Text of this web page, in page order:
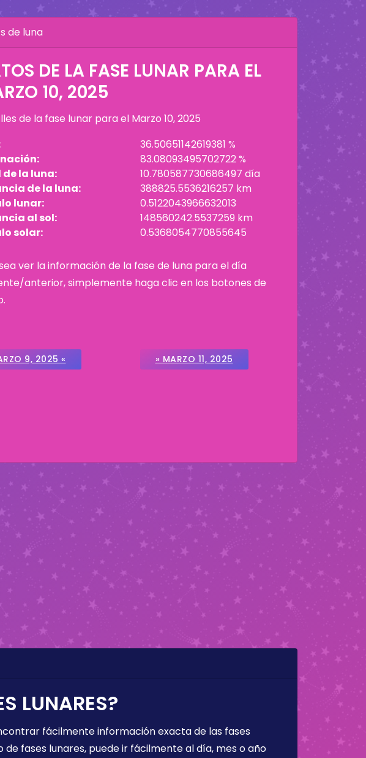
de luna
DE LA FASE LUNAR PARA EL
10, 2025
de la fase lunar para el Marzo 10, 2025
36.50651142619381 %
83.08093495702722 %
de la luna:
10.780587730686497 día
de la luna:
388825.5536216257 km
lunar:
0.5122043966632013
al sol:
148560242.5537259 km
solar:
0.5368054770855645
ver la información de la fase de luna para el día
anterior, simplemente haga clic en los botones de
9, 2025 « » MARZO 11, 2025
LUNARES?
fácilmente información exacta de las fases
fases lunares, puede ir fácilmente al día, mes o año